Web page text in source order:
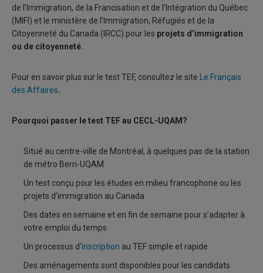
de l’Immigration, de la Francisation et de l’Intégration du Québec
(MIFI) et le ministère de l’Immigration, Réfugiés et de la
Citoyenneté du Canada (IRCC) pour les projets d’immigration
ou de citoyenneté.
Pour en savoir plus sur le test TEF, consultez le site
Le Français
des Affaires.
Pourquoi passer le test TEF au CECL-UQAM?
Situé au centre-ville de Montréal, à quelques pas de la station
de métro Berri-UQAM
Un test conçu pour les études en milieu francophone ou les
projets d’immigration au Canada
Des dates en semaine et en fin de semaine pour s’adapter à
votre emploi du temps
Un processus d’inscription au TEF simple et rapide
Des aménagements sont disponibles pour les candidats